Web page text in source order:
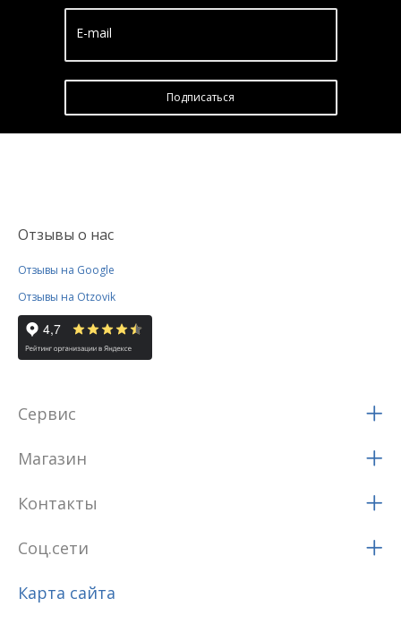
E-mail
Подписатьcя
Отзывы о нас
Отзывы на Google
Отзывы на Otzovik
Сервис
Магазин
Контакты
Соц.сети
Карта сайта